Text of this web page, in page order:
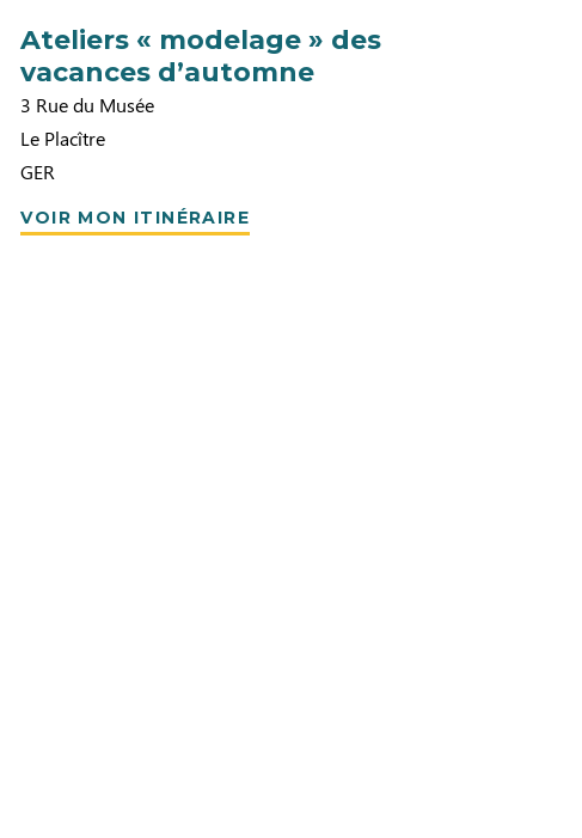
Ateliers « modelage » des
vacances d’automne
3 Rue du Musée
Le Placître
GER
VOIR MON ITINÉRAIRE